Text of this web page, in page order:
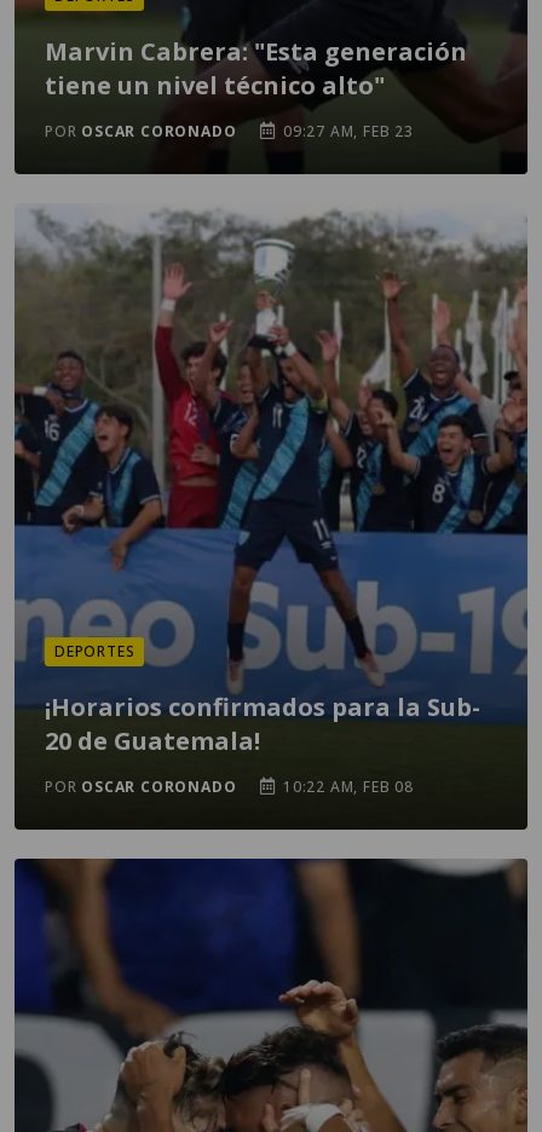
Marvin Cabrera: "Esta generación
tiene un nivel técnico alto"
POR OSCAR CORONADO 09:27 AM, FEB 23
DEPORTES
¡Horarios confirmados para la Sub-
20 de Guatemala!
POR OSCAR CORONADO 10:22 AM, FEB 08